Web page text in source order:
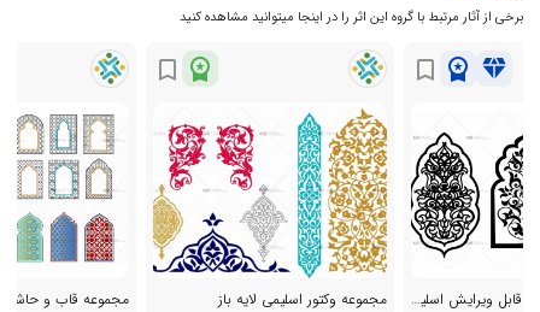
برخی از آثار مرتبط با گروه این اثر را در اینجا میتوانید مشاهده کنید
diamond
workspace_premium
bookmark_border
دانلود طرح لایه باز و قابل ویرایش اسلیمی
workspace_premium
bookmark_border
مجموعه وکتور اسلیمی لایه باز